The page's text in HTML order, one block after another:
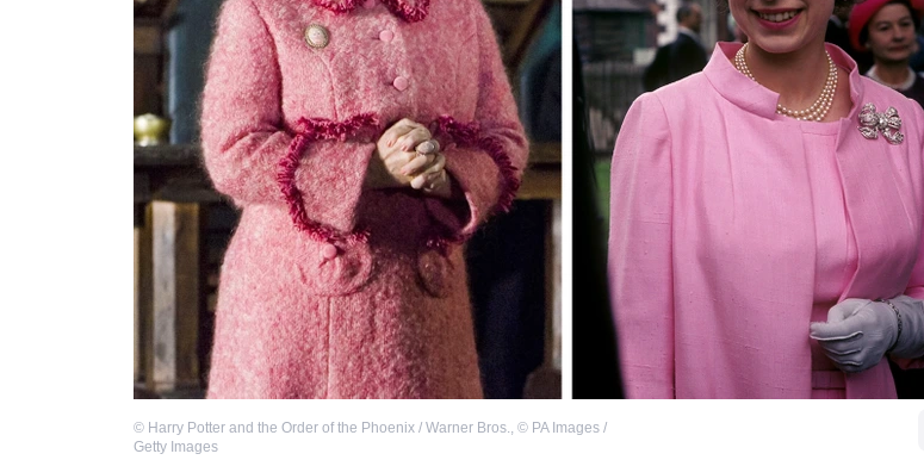
© Harry Potter and the Order of the Phoenix / Warner Bros., © PA Images /
Getty Images